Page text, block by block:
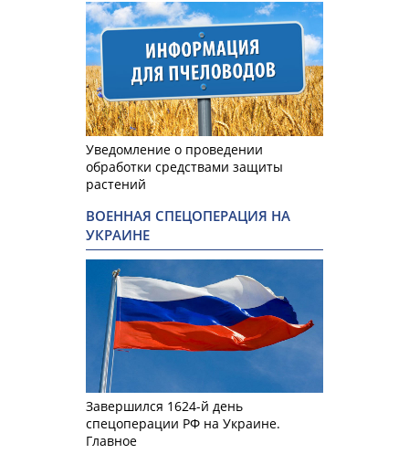
Уведомление о проведении
обработки средствами защиты
растений
ВОЕННАЯ СПЕЦОПЕРАЦИЯ НА
УКРАИНЕ
Завершился 1624-й день
спецоперации РФ на Украине.
Главное